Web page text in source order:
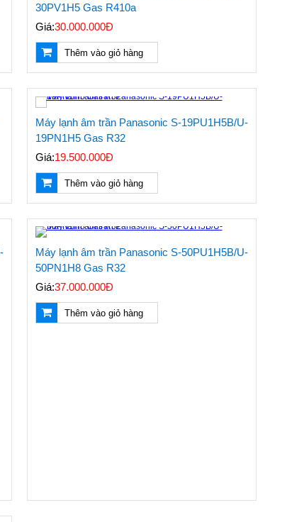
30PV1H5 Gas R410a
Giá:30.000.000Đ
Thêm vào giỏ hàng
Máy lạnh âm trần Panasonic S-19PU1H5B/U-
19PN1H5 Gas R32
Giá:19.500.000Đ
Thêm vào giỏ hàng
Máy lạnh âm trần Panasonic S-50PU1H5B/U-
50PN1H8 Gas R32
Giá:37.000.000Đ
Thêm vào giỏ hàng